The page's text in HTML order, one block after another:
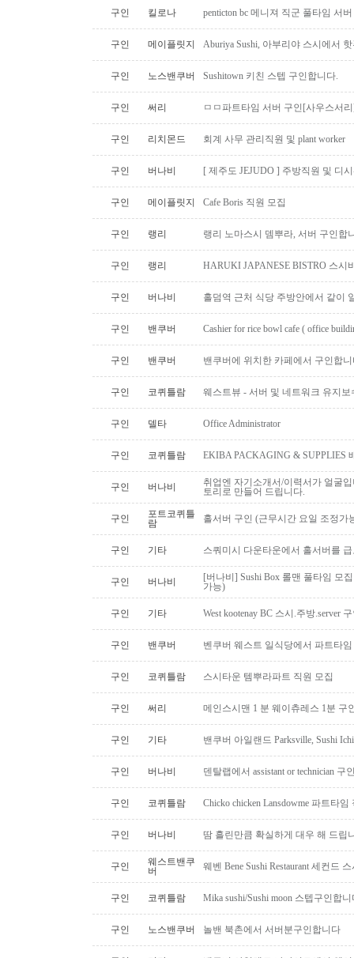
구인 킬로나 penticton bc 메니져 직군 풀타임 서
구인 메이플릿지 Aburiya Sushi, 아부리야 스시에서
구인 노스밴쿠버 Sushitown 키친 스텝 구인합니다.
구인 써리 ㅁㅁ파트타임 서버 구인[사우스서
구인 리치몬드 회계 사무 관리직원 및 plant worker
구인 버나비 [ 제주도 JEJUDO ] 주방직원 및 디
구인 메이플릿지 Cafe Boris 직원 모집
구인 랭리 랭리 노마스시 뎀뿌라, 서버 구인합
구인 랭리 HARUKI JAPANESE BISTRO 스시
구인 버나비 홀덤역 근처 식당 주방안에서 같이
구인 밴쿠버 Cashier for rice bowl cafe ( office
구인 밴쿠버 밴쿠버에 위치한 카페에서 구인합
구인 코퀴틀람 웨스트뷰 - 서버 및 네트워크 유지보
구인 델타 Office Administrator
구인 코퀴틀람 EKIBA PACKAGING & SUPPLIES
구인 버나비
취업엔 자기소개서/이력서가 얼굴
토리로 만들어 드립니다.
구인
포트코퀴틀
람
홀서버 구인 (근무시간 요일 조정가
구인 기타 스쿼미시 다운타운에서 홀서버를
구인 버나비
[버나비] Sushi Box 롤맨 풀타임 모
가능)
구인 기타 West kootenay BC 스시.주방.server
구인 밴쿠버 벤쿠버 웨스트 일식당에서 파트타
구인 코퀴틀람 스시타운 템뿌라파트 직원 모집
구인 써리 메인스시맨 1 분 웨이츄레스 1분 구
구인 기타 밴쿠버 아일랜드 Parksville, Sushi
구인 버나비 덴탈랩에서 assistant or technician 구
구인 코퀴틀람 Chicko chicken Lansdowme 파트타
구인 버나비 땀 흘린만큼 확실하게 대우 해 드립
구인
웨스트밴쿠
버
웨벤 Bene Sushi Restaurant 세컨드
구인 코퀴틀람 Mika sushi/Sushi moon 스텝구인합
구인 노스밴쿠버 놀밴 북촌에서 서버분구인합니다